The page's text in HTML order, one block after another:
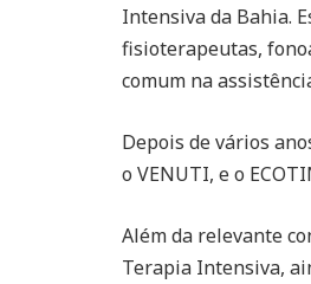
Intensiva da Bahia.
fisioterapeutas,
comum na
Depois de vários
o VENUTI, e o
Além da relevante
Terapia Intensiva,